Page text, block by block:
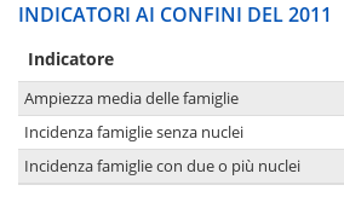
INDICATORI AI CONFINI DEL 2011
Indicatore
Ampiezza media delle famiglie
Incidenza famiglie senza nuclei
Incidenza famiglie con due o più nuclei